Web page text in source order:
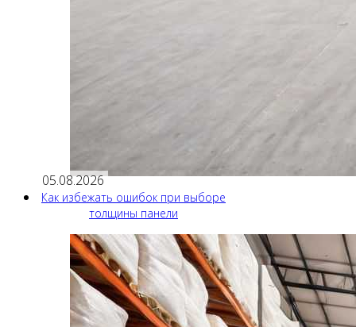
05.08.2026
Как избежать ошибок при выборе
толщины панели